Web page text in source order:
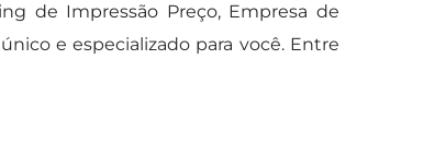
de Impressão Preço, Empresa de
e especializado para você. Entre